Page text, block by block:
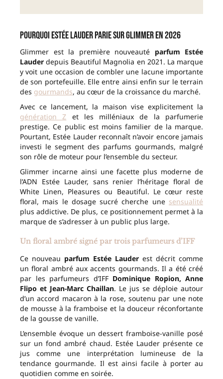
Pourquoi Estée Lauder parie sur Glimmer en 2026
Glimmer est la première nouveauté parfum Estée
Lauder depuis Beautiful Magnolia en 2021. La marque
y voit une occasion de combler une lacune importante
de son portefeuille. Elle entre ainsi enfin sur le terrain
des gourmands, au cœur de la croissance du marché.
Avec ce lancement, la maison vise explicitement la
génération Z et les milléniaux de la parfumerie
prestige. Ce public est moins familier de la marque.
Pourtant, Estée Lauder reconnaît n’avoir encore jamais
investi le segment des parfums gourmands, malgré
son rôle de moteur pour l’ensemble du secteur.
Glimmer incarne ainsi une facette plus moderne de
l’ADN Estée Lauder, sans renier l’héritage floral de
White Linen, Pleasures ou Beautiful. Le cœur reste
floral, mais le dosage sucré cherche une sensualité
plus addictive. De plus, ce positionnement permet à la
marque de s’adresser à un public plus large.
Un floral ambré signé par trois parfumeurs d’IFF
Ce nouveau parfum Estée Lauder est décrit comme
un floral ambré aux accents gourmands. Il a été créé
par les parfumeurs d’IFF Dominique Ropion, Anne
Flipo et Jean-Marc Chaillan. Le jus se déploie autour
d’un accord macaron à la rose, soutenu par une note
de mousse à la framboise et la douceur réconfortante
de la gousse de vanille.
L’ensemble évoque un dessert framboise-vanille posé
sur un fond ambré chaud. Estée Lauder présente ce
jus comme une interprétation lumineuse de la
tendance gourmande. Il est ainsi facile à porter au
quotidien comme en soirée.